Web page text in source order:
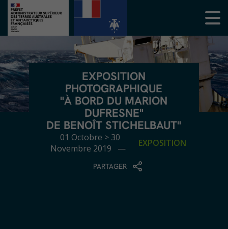
EXPOSITION
PHOTOGRAPHIQUE
"À BORD DU MARION
DUFRESNE"
DE BENOÎT STICHELBAUT"
01 Octobre > 30
Novembre 2019 —
EXPOSITION
PARTAGER